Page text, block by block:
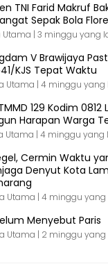
TNI Farid Makruf
Sepak Bola
Utama | 3 minggu yang
V Brawijaya
KJS Tepat Waktu
Utama | 4 minggu yang
129 Kodim
Harapan Warga
Utama | 4 minggu yang
Cermin Waktu
Denyut Kota
Utama | 4 minggu yang
Menyebut Paris
Utama | 2 minggu yang